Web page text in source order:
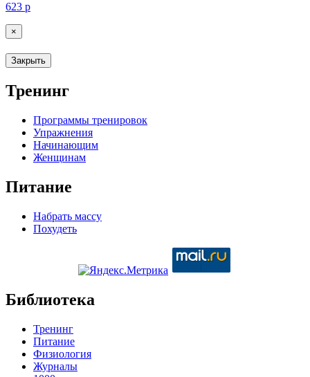
623 р
×
Закрыть
Тренинг
Программы тренировок
Упражнения
Начинающим
Женщинам
Питание
Набрать массу
Похудеть
Библиотека
Тренинг
Питание
Физиология
Журналы